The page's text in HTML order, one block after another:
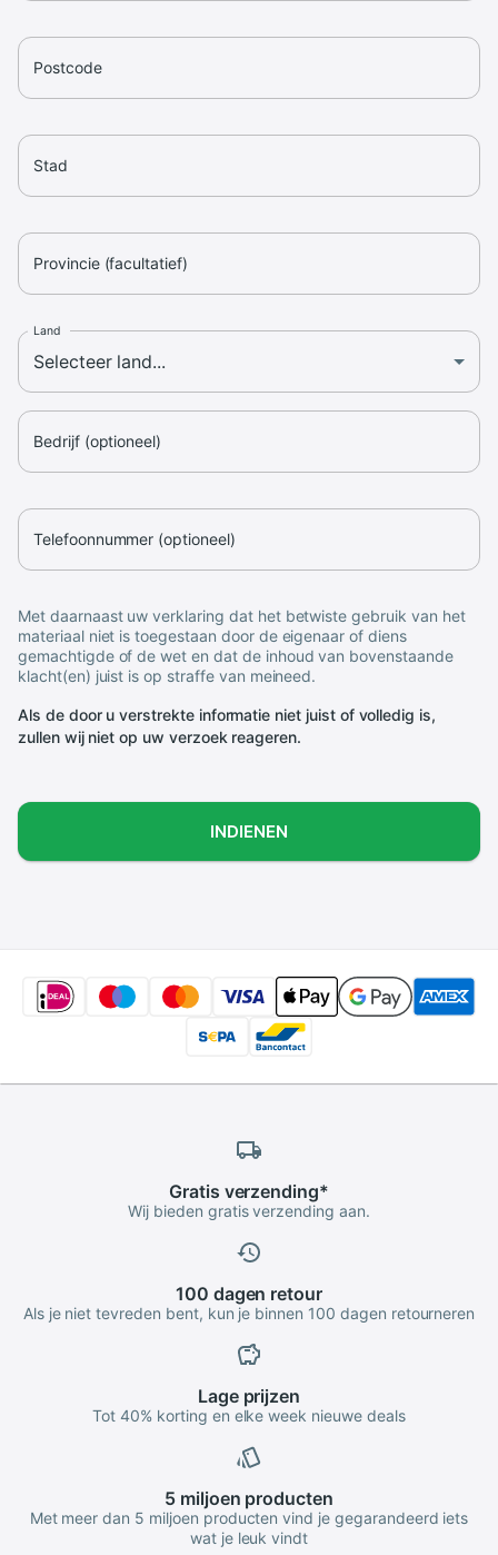
Postcode
Stad
Provincie (facultatief)
Land
Bedrijf (optioneel)
Telefoonnummer (optioneel)
Met daarnaast uw verklaring dat het betwiste gebruik van het
materiaal niet is toegestaan door de eigenaar of diens
gemachtigde of de wet en dat de inhoud van bovenstaande
klacht(en) juist is op straffe van meineed.
Als de door u verstrekte informatie niet juist of volledig is,
zullen wij niet op uw verzoek reageren.
INDIENEN
Gratis verzending*
Wij bieden gratis verzending aan.
100 dagen retour
Als je niet tevreden bent, kun je binnen 100 dagen retourneren
Lageprijzen
Tot 40% korting en elke week nieuwe deals
5 miljoen producten
Met meer dan 5 miljoen producten vind je gegarandeerd iets
wat je leuk vindt